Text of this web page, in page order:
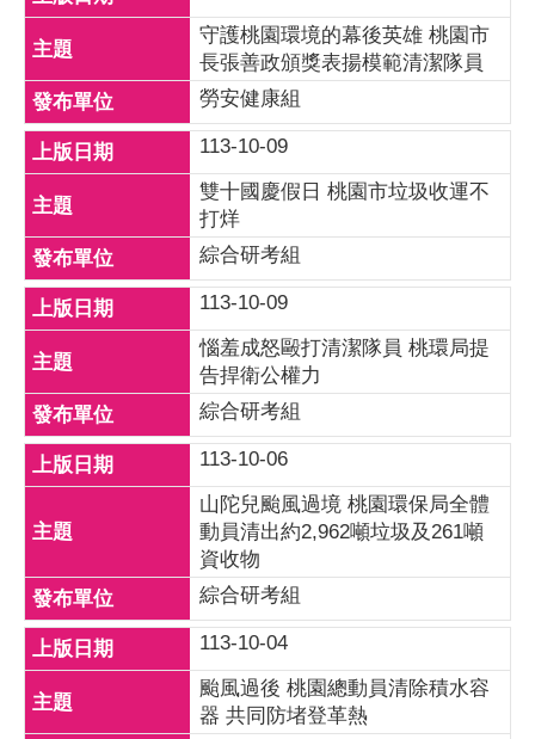
守護桃園環境的幕後英雄 桃園市
長張善政頒獎表揚模範清潔隊員
勞安健康組
113-10-09
雙十國慶假日 桃園市垃圾收運不
打烊
綜合研考組
113-10-09
惱羞成怒毆打清潔隊員 桃環局提
告捍衛公權力
綜合研考組
113-10-06
山陀兒颱風過境 桃園環保局全體
動員清出約2,962噸垃圾及261噸
資收物
綜合研考組
113-10-04
颱風過後 桃園總動員清除積水容
器 共同防堵登革熱